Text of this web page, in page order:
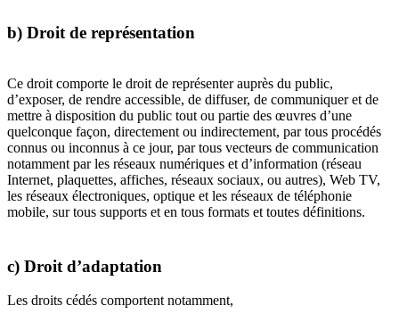
b) Droit de représentation
Ce droit comporte le droit de représenter auprès du public,
d’exposer, de rendre accessible, de diffuser, de communiquer et de
mettre à disposition du public tout ou partie des œuvres d’une
quelconque façon, directement ou indirectement, par tous procédés
connus ou inconnus à ce jour, par tous vecteurs de communication
notamment par les réseaux numériques et d’information (réseau
Internet, plaquettes, affiches, réseaux sociaux, ou autres), Web TV,
les réseaux électroniques, optique et les réseaux de téléphonie
mobile, sur tous supports et en tous formats et toutes définitions.
c) Droit d’adaptation
Les droits cédés comportent notamment,